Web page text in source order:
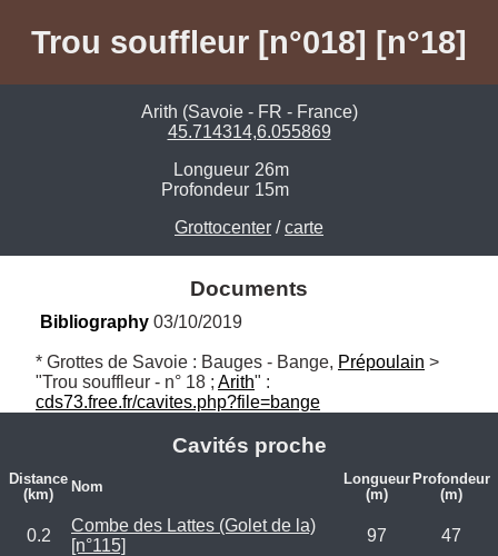
Trou souffleur [n°018] [n°18]
Arith (Savoie - FR - France)
45.714314,6.055869
Longueur 26m
Profondeur 15m
Grottocenter /carte
Documents
Bibliography 03/10/2019
* Grottes de Savoie : Bauges - Bange, Prépoulain >
"Trou souffleur - n° 18 ; Arith
cds73.free.fr/cavites.php?file=bange
Cavités proche
Distance
(km)
Nom
Longueur
(m)
Profondeur
(m)
0.2
Combe des Lattes (Golet de la)
[n°115]
97 47